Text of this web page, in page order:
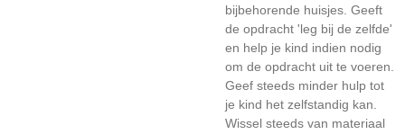
bijbehorende huisjes. Geeft
de opdracht 'leg bij de zelfde'
en help je kind indien nodig
om de opdracht uit te voeren.
Geef steeds minder hulp tot
je kind het zelfstandig kan.
Wissel steeds van materiaal